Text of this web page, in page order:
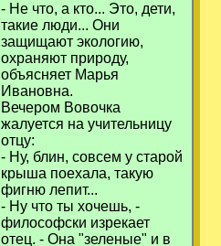
- Hе что, а кто... Это, дети,
такие люди... Они
защищают экологию,
охраняют природу,
объясняет Марья
Ивановна.
Вечером Вовочка
жалуется на учительницу
отцу:
- Hу, блин, совсем у старoй
крыша поехала, такую
фигню лепит...
- Hу что ты хочешь, -
философски изрекает
отец. - Она "зеленые" и в